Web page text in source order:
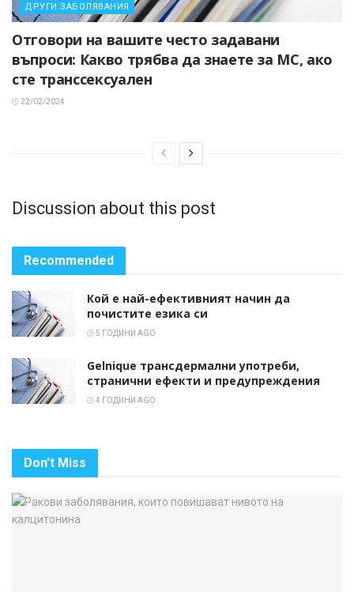
ДРУГИ ЗАБОЛЯВАНИЯ
Отговори на вашите често задавани
въпроси: Какво трябва да знаете за МС, ако
сте транссексуален
22/02/2024
Discussion about this post
Recommended
Кой е най-ефективният начин да
почистите езика си
5 ГОДИНИ AGO
Gelnique трансдермални употреби,
странични ефекти и предупреждения
4 ГОДИНИ AGO
Don't Miss